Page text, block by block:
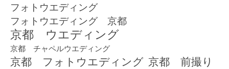
フォトウエディング
フォトウエディング 京都
京都 ウエディング
京都 チャペルウエディング
京都 フォトウエディング 京都 前撮り